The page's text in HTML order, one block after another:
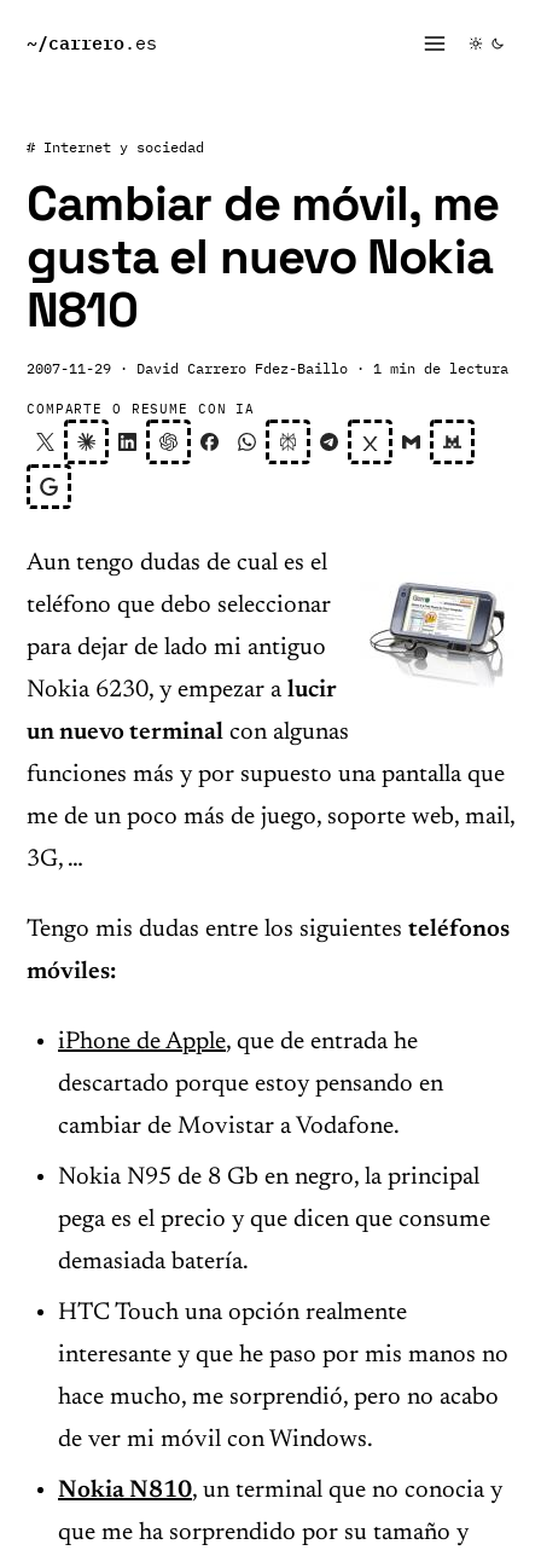
~/carrero.es
# Internet y sociedad
Cambiar de móvil, me
gusta el nuevo Nokia
N810
2007-11-29 · David Carrero Fdez-Baillo · 1 min de lectura
COMPARTE O RESUME CON IA
Aun tengo dudas de cual es el
teléfono que debo seleccionar
para dejar de lado mi antiguo
Nokia 6230, y empezar a lucir
un nuevo terminal con algunas
funciones más y por supuesto una pantalla que
me de un poco más de juego, soporte web, mail,
3G, …
Tengo mis dudas entre los siguientes teléfonos
móviles:
iPhone de Apple, que de entrada he
descartado porque estoy pensando en
cambiar de Movistar a Vodafone.
Nokia N95 de 8 Gb en negro, la principal
pega es el precio y que dicen que consume
demasiada batería.
HTC Touch una opción realmente
interesante y que he paso por mis manos no
hace mucho, me sorprendió, pero no acabo
de ver mi móvil con Windows.
Nokia N810, un terminal que no conocia y
que me ha sorprendido por su tamaño y